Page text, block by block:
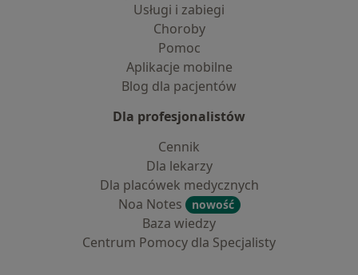
Usługi i zabiegi
Choroby
Pomoc
Aplikacje mobilne
Blog dla pacjentów
Dla profesjonalistów
Cennik
Dla lekarzy
Dla placówek medycznych
Noa Notes
nowość
Baza wiedzy
Centrum Pomocy dla Specjalisty